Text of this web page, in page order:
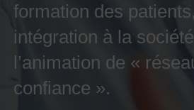
formation des
intégration à la
l’animation de «
confiance ».